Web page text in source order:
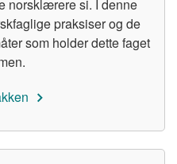
norsklærere si. I denne
praksiser og de
som holder dette faget